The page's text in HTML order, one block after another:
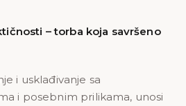
– torba koja savršeno
i usklađivanje sa
i posebnim prilikama, unosi